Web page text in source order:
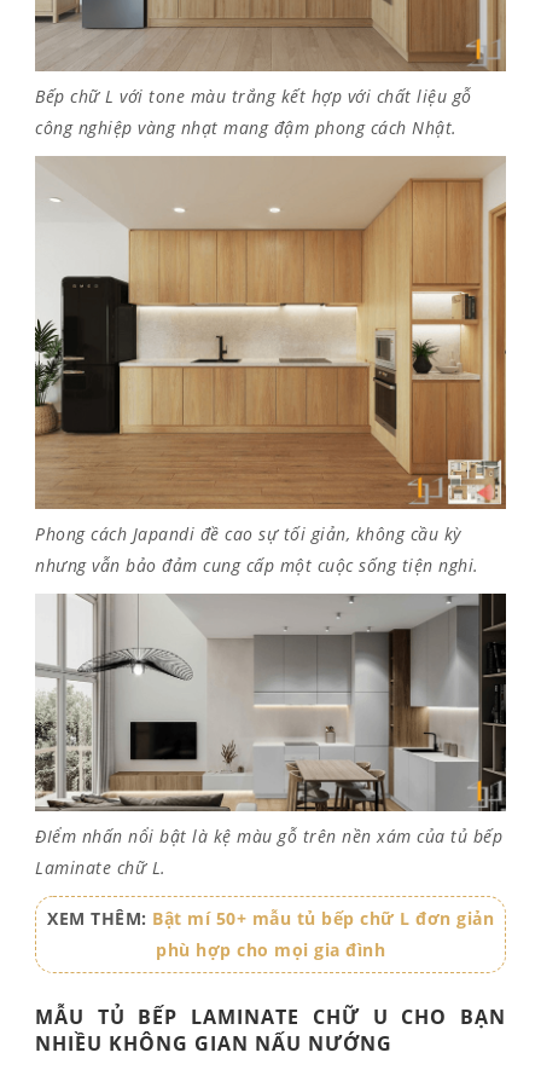
Bếp chữ L với tone màu trắng kết hợp với chất liệu gỗ
công nghiệp vàng nhạt mang đậm phong cách Nhật.
Phong cách Japandi đề cao sự tối giản, không cầu kỳ
nhưng vẫn bảo đảm cung cấp một cuộc sống tiện nghi.
ĐIểm nhấn nổi bật là kệ màu gỗ trên nền xám của tủ bếp
Laminate chữ L.
XEM THÊM: Bật mí 50+ mẫu tủ bếp chữ L đơn giản
phù hợp cho mọi gia đình
MẪU TỦ BẾP LAMINATE CHỮ U CHO BẠN
NHIỀU KHÔNG GIAN NẤU NƯỚNG